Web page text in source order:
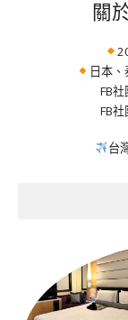
關
日本
FB
FB
台